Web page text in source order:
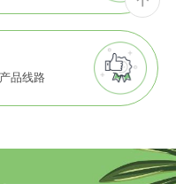
品线路